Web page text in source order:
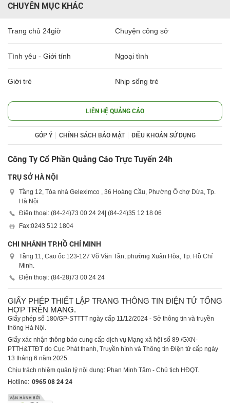
CHUYÊN MỤC KHÁC
Trang chủ 24giờ Chuyện công sở
Tình yêu - Giới tính Ngoại tình
Giới trẻ Nhịp sống trẻ
LIÊN HỆ QUẢNG CÁO
GÓP Ý CHÍNH SÁCH BẢO MẬT ĐIỀU KHOẢN SỬ DỤNG
Công Ty Cổ Phần Quảng Cáo Trực Tuyến 24h
TRỤ SỞ HÀ NỘI
Tầng 12, Tòa nhà Geleximco , 36 Hoàng Cầu, Phường Ô chợ Dừa, Tp.
Hà Nội
Điện thoại: (84-24)73 00 24 24| (84-24)35 12 18 06
Fax:0243 512 1804
CHI NHÁNH TP.HỒ CHÍ MINH
Tầng 11, Cao ốc 123-127 Võ Văn Tần, phường Xuân Hòa, Tp. Hồ Chí
Minh.
Điện thoại: (84-28)73 00 24 24
GIẤY PHÉP THIẾT LẬP TRANG THÔNG TIN ĐIỆN TỬ TỔNG
HỢP TRÊN MẠNG.
Giấy phép số 180/GP-STTTT ngày cấp 11/12/2024 - Sở thông tin và truyền
thông Hà Nội.
Giấy xác nhận thông báo cung cấp dịch vụ Mạng xã hội số 89 /GXN-
PTTH&TTĐT do Cục Phát thanh, Truyền hình và Thông tin Điện tử cấp ngày
13 tháng 6 năm 2025.
Chịu trách nhiệm quản lý nội dung: Phan Minh Tâm - Chủ tịch HĐQT.
Hotline: 0965 08 24 24